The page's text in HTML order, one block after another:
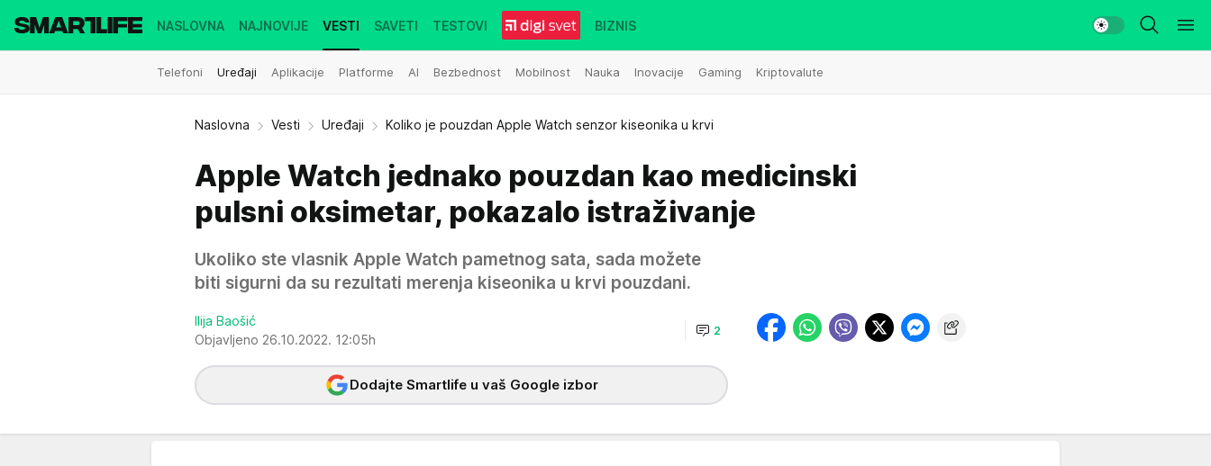
NASLOVNA NAJNOVIJE VESTI
Telefoni Uređaji Aplikacije Platforme AI Bezbednost Mobilnost Nauka Inovacije Gaming Kriptovalute
SAVETI TESTOVI BIZNIS
Naslovna Vesti Uređaji Koliko je pouzdan Apple Watch senzor kiseonika u krvi
Apple Watch jednako pouzdan kao medicinski
pulsni oksimetar, pokazalo istraživanje
Ukoliko ste vlasnik Apple Watch pametnog sata, sada možete
biti sigurni da su rezultati merenja kiseonika u krvi pouzdani.
Ilija Baošić
Objavljeno 26.10.2022. 12:05h
2
Dodajte Smartlife u vaš Google izbor